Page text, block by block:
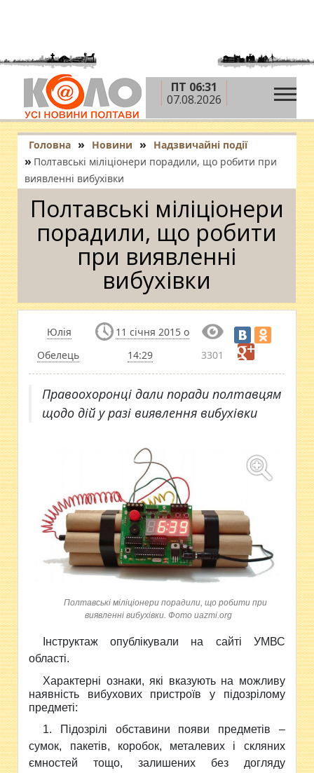
ПТ 06:31
07.08.2026
Головна » Новини » Надзвичайні події
» Полтавські міліціонери порадили, що робити при
виявленні вибухівки
Полтавські міліціонери
порадили, що робити
при виявленні
вибухівки
Юлія
Обелець
11 січня 2015 о
14:29
3301
Правоохоронці дали поради полтавцям
щодо дій у разі виявлення вибухівки
Полтавські міліціонери порадили, що робити при
виявленні вибухівки. Фото uazmi.org
Інструктаж опублікували на сайті УМВС
області.
Характерні ознаки, які вказують на можливу
наявність вибухових пристроїв у підозрілому
предметі:
1. Підозрілі обставини появи предметів –
сумок, пакетів, коробок, металевих і скляних
ємностей тощо, залишених без догляду